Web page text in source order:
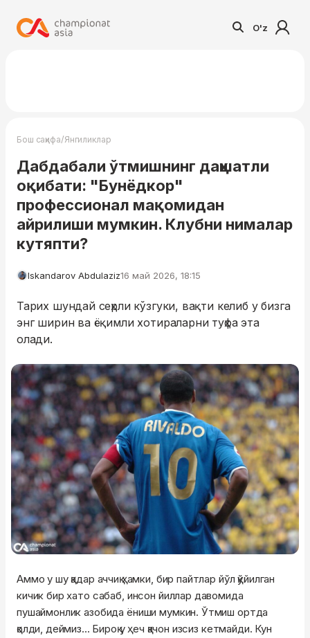
O'z
Бош саҳифа/Янгиликлар
Дабдабали ўтмишнинг даҳшатли
оқибати: "Бунёдкор"
профессионал мақомидан
айрилиши мумкин. Клубни нималар
кутяпти?
Iskandarov Abdulaziz16 май 2026, 18:15
Тарих шундай сеҳрли кўзгуки, вақти келиб у бизга
энг ширин ва ёқимли хотираларни туҳфа эта
олади.
Аммо у шу қадар аччиқ ҳамки, бир пайтлар йўл қўйилган
кичик бир хато сабаб, инсон йиллар давомида
пушаймонлик азобида ёниши мумкин. Ўтмиш ортда
қолди, деймиз... Бироқ у ҳеч қачон изсиз кетмайди. Кун